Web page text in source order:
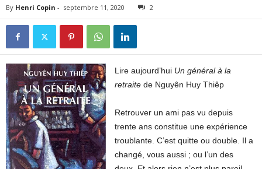
By Henri Copin - septembre 11, 2020 2
Lire aujourd’hui Un général à la
retraite de Nguyên Huy Thiêp
Retrouver un ami pas vu depuis
trente ans constitue une expérience
troublante. C’est quitte ou double. Il a
changé, vous aussi ; ou l’un des